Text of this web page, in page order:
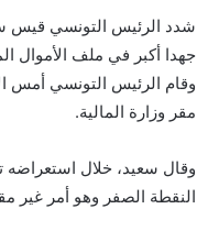
شدد الرئيس التونسي قيس
جهدا أكبر في ملف الأموال
وقام الرئيس التونسي أمس
مقر وزارة المالية.
وقال سعيد، خلال استعراضه
النقطة الصفر وهو أمر غير